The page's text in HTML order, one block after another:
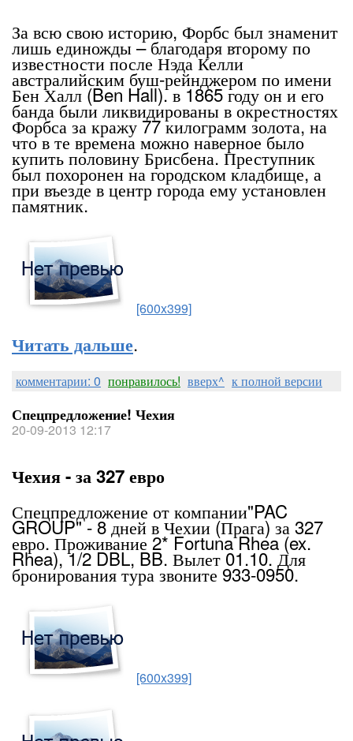
За всю свою историю, Форбс был знаменит
лишь единожды – благодаря второму по
известности после Нэда Келли
австралийским буш-рейнджером по имени
Бен Халл (Ben Hall). в 1865 году он и его
банда были ликвидированы в окрестностях
Форбса за кражу 77 килограмм золота, на
что в те времена можно наверное было
купить половину Брисбена. Преступник
был похоронен на городском кладбище, а
при въезде в центр города ему установлен
памятник.
[600x399]
Читать дальше.
комментарии: 0 понравилось! вверх^ к полной версии
Спецпредложение! Чехия
20-09-2013 12:17
Чехия - за 327 евро
Спецпредложение от компании"PAC
GROUP" - 8 дней в Чехии (Прага) за 327
евро. Проживание 2* Fortuna Rhea (ex.
Rhea), 1/2 DBL, BB. Вылет 01.10. Для
бронирования тура звоните 933-0950.
[600x399]